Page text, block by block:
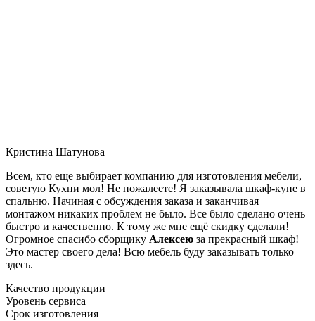
Кристина Шатунова
Всем, кто еще выбирает компанию для изготовления мебели,
советую Кухни мол! Не пожалеете! Я заказывала шкаф-купе в
спальню. Начиная с обсуждения заказа и заканчивая
монтажом никаких проблем не было. Все было сделано очень
быстро и качественно. К тому же мне ещё скидку сделали!
Огромное спасибо сборщику Алексею за прекрасный шкаф!
Это мастер своего дела! Всю мебель буду заказывать только
здесь.
Качество продукции
Уровень сервиса
Срок изготовления